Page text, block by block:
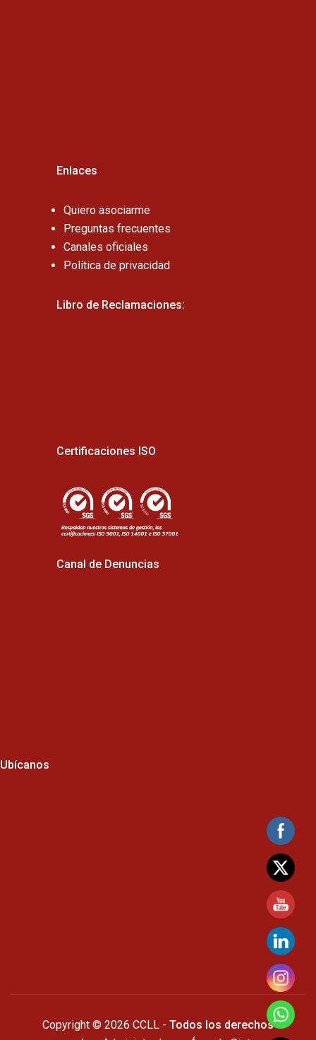
Enlaces
Quiero asociarme
Preguntas frecuentes
Canales oficiales
Política de privacidad
Libro de Reclamaciones:
Certificaciones ISO
Canal de Denuncias
Ubícanos
Copyright © 2026 CCLL - Todos los derechos